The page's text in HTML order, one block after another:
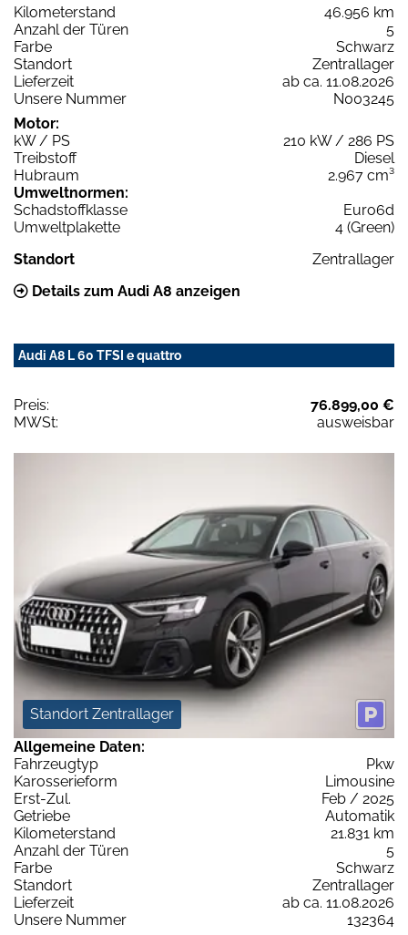
Kilometerstand
46.956 km
Anzahl der Türen
5
Farbe
Schwarz
Standort
Zentrallager
Lieferzeit
ab ca. 11.08.2026
Unsere Nummer
N003245
Motor:
kW / PS
210 kW / 286 PS
Treibstoff
Diesel
Hubraum
2.967 cm³
Umweltnormen:
Schadstoffklasse
Euro6d
Umweltplakette
4 (Green)
Standort
Zentrallager
Details zum Audi A8 anzeigen
Audi A8 L 60 TFSI e quattro
Preis:
76.899,00 €
MWSt:
ausweisbar
Standort Zentrallager
Allgemeine Daten:
Fahrzeugtyp
Pkw
Karosserieform
Limousine
Erst-Zul.
Feb / 2025
Getriebe
Automatik
Kilometerstand
21.831 km
Anzahl der Türen
5
Farbe
Schwarz
Standort
Zentrallager
Lieferzeit
ab ca. 11.08.2026
Unsere Nummer
132364